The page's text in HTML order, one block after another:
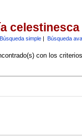
celestinesca
Búsqueda simple| Búsqueda
con los